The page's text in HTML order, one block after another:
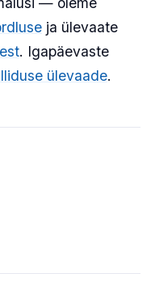
ja ülevaate
. Igapäevaste
ülevaade.